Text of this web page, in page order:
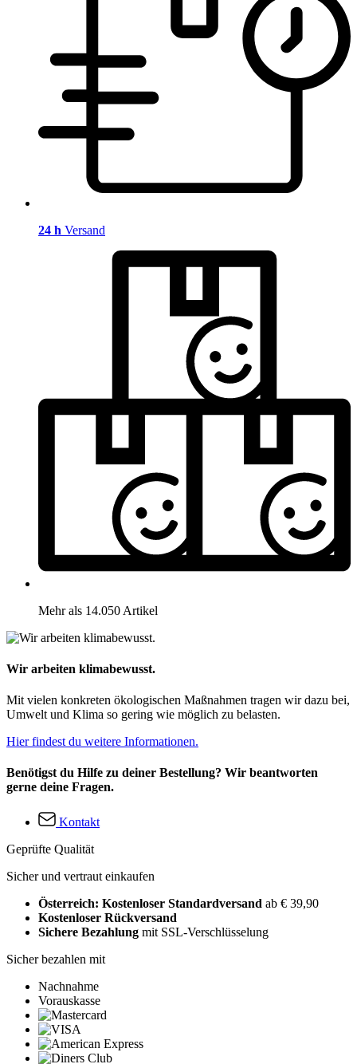
24 h Versand
Mehr als 14.050 Artikel
Wir arbeiten klimabewusst.
Mit vielen konkreten ökologischen Maßnahmen tragen wir dazu bei,
Umwelt und Klima so gering wie möglich zu belasten.
Hier findest du weitere Informationen.
Benötigst du Hilfe zu deiner Bestellung? Wir beantworten
gerne deine Fragen.
Kontakt
Geprüfte Qualität
Sicher und vertraut einkaufen
Österreich: Kostenloser Standardversand ab € 39,90
Kostenloser Rückversand
Sichere Bezahlung mit SSL-Verschlüsselung
Sicher bezahlen mit
Nachnahme
Vorauskasse